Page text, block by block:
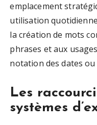
emplacement
utilisation
la création de mots
phrases et aux
notation des dates
Les
systèmes